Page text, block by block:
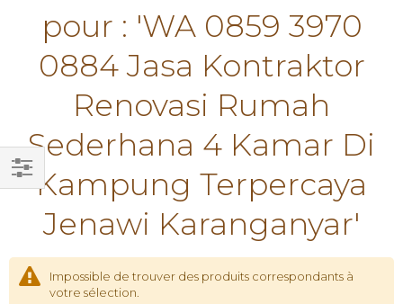
pour : 'WA 0859 3970
0884 Jasa Kontraktor
Renovasi Rumah
Sederhana 4 Kamar Di
Kampung Terpercaya
Jenawi Karanganyar'
Impossible de trouver des produits correspondants à
votre sélection.
Filtrer